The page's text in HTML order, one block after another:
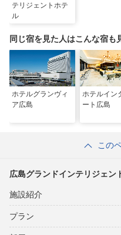
テリジェントホテ
ル
同じ宿を見た人はこんな宿も
ホテルグランヴィ
ア広島
ホテルイン
ート広島
この
広島グランドインテリジェン
施設紹介
プラン